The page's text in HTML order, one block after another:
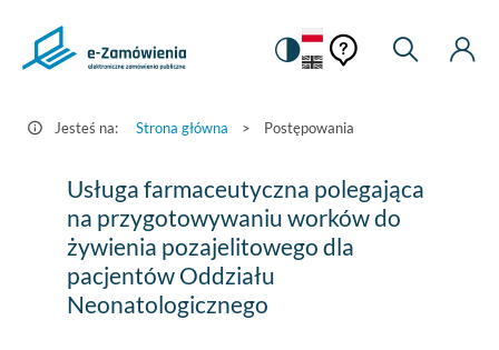
Postępowania
Zamówienia.gov.pl
Zmiana
na
kontrastową
Pomoc
kontekstowa
Pomoc
Moje
Jesteś na: Strona główna > Postępowania
Usługa
farmaceutyczna
polegająca
przygotowywaniu
Usługa farmaceutyczna polegająca
na przygotowywaniu worków do
żywienia pozajelitowego dla
pacjentów Oddziału
Neonatologicznego